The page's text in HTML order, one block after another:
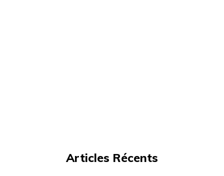
Articles Récents